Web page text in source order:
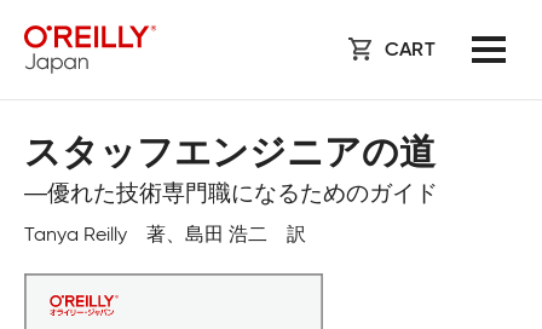
CART
スタッフエンジニアの道
―優れた技術専門職になるためのガイド
Tanya Reilly 著、島田 浩二 訳